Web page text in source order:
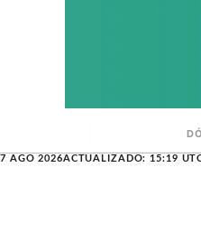
7 AGO 2026ACTUALIZADO: 15:19